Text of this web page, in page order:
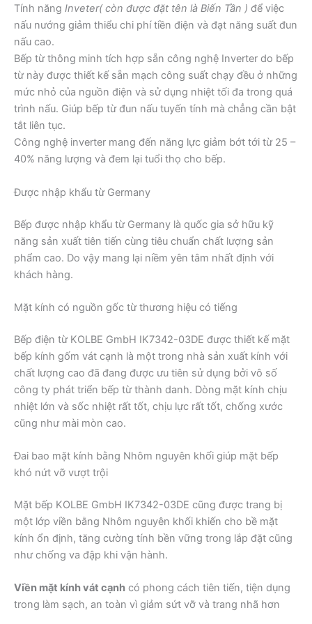
Tính năng Inveter( còn được đặt tên là Biến Tần ) để việc
nấu nướng giảm thiểu chi phí tiền điện và đạt năng suất đun
nấu cao.
Bếp từ thông minh tích hợp sẵn công nghệ Inverter do bếp
từ này được thiết kế sẵn mạch công suất chạy đều ở những
mức nhỏ của nguồn điện và sử dụng nhiệt tối đa trong quá
trình nấu. Giúp bếp từ đun nấu tuyến tính mà chẳng cần bật
tắt liên tục.
Công nghệ inverter mang đến năng lực giảm bớt tới từ 25 –
40% năng lượng và đem lại tuổi thọ cho bếp.
Được nhập khẩu từ Germany
Bếp được nhập khẩu từ Germany là quốc gia sở hữu kỹ
năng sản xuất tiên tiến cùng tiêu chuẩn chất lượng sản
phẩm cao. Do vậy mang lại niềm yên tâm nhất định với
khách hàng.
Mặt kính có nguồn gốc từ thương hiệu có tiếng
Bếp điện từ KOLBE GmbH IK7342-03DE được thiết kế mặt
bếp kính gốm vát cạnh là một trong nhà sản xuất kính với
chất lượng cao đã đang được ưu tiên sử dụng bởi vô số
công ty phát triển bếp từ thành danh. Dòng mặt kính chịu
nhiệt lớn và sốc nhiệt rất tốt, chịu lực rất tốt, chống xước
cũng như mài mòn cao.
Đai bao mặt kính bằng Nhôm nguyên khối giúp mặt bếp
khó nứt vỡ vượt trội
Mặt bếp KOLBE GmbH IK7342-03DE cũng được trang bị
một lớp viền bằng Nhôm nguyên khối khiến cho bề mặt
kính ổn định, tăng cường tính bền vững trong lắp đặt cũng
như chống va đập khi vận hành.
Viền mặt kính vát cạnh có phong cách tiên tiến, tiện dụng
trong làm sạch, an toàn vì giảm sứt vỡ và trang nhã hơn